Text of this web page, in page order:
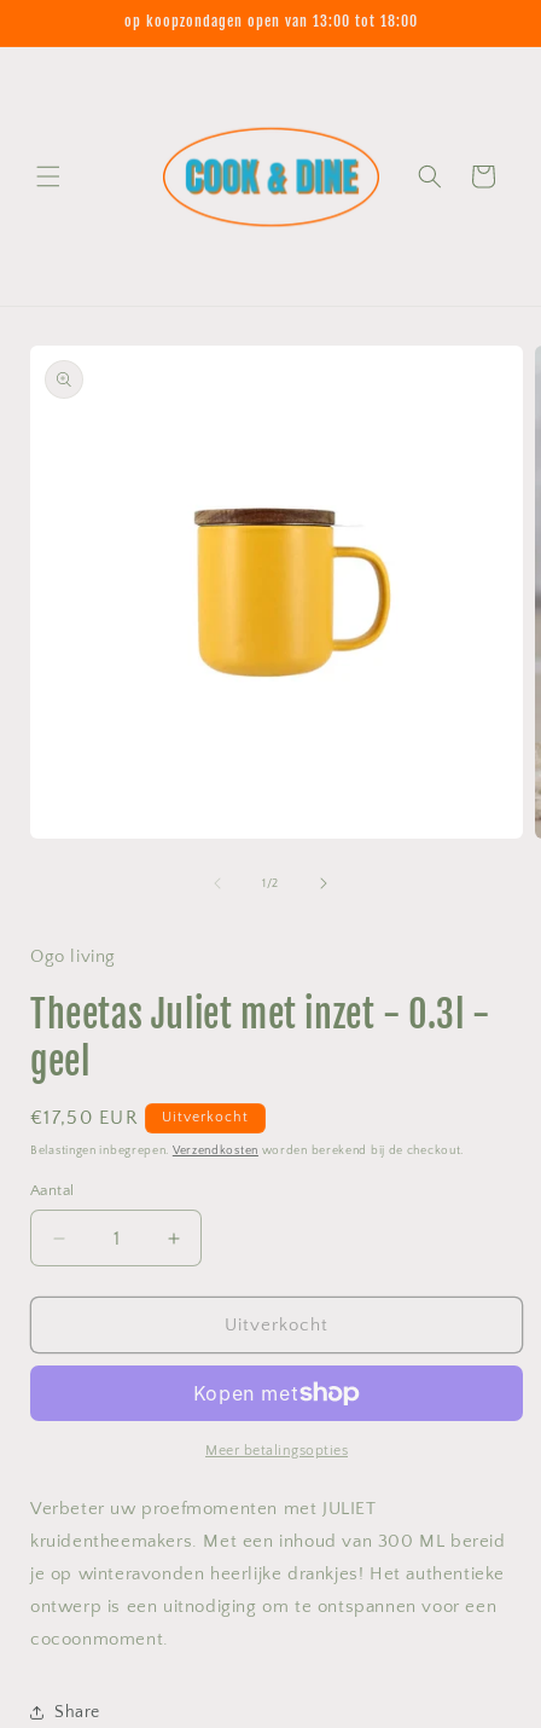
content
op koopzondagen open van 13:00 tot 18:00
Winkelwagen
direct naar
1 /van
2
Ogo living
Theetas Juliet met inzet - 0.3l -
geel
Normale
prijs
€17,50 EUR Uitverkocht
Belastingen inbegrepen. Verzendkosten worden berekend bij de checkout.
Aantal
Aantal
Aantal
verlagen
voor
Juliet
-
geel
Aantal
verhogen
voor
Theetas
Juliet
inzet
-
0.3l
geel
Uitverkocht
Meer betalingsopties
Verbeter uw proefmomenten met JULIET
kruidentheemakers. Met een inhoud van 300 ML bereid
je op winteravonden heerlijke drankjes! Het authentieke
ontwerp is een uitnodiging om te ontspannen voor een
cocoonmoment.
Share